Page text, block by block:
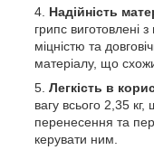
Надійність
грипс виготовлені
міцністю та
матеріалу, що
Легкість в
вагу всього 2,35
перенесення та
керувати ним.